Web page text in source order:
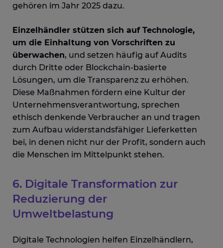
gehören im Jahr 2025 dazu.
Einzelhändler stützen sich auf Technologie,
um die Einhaltung von Vorschriften zu
überwachen, und setzen häufig auf Audits
durch Dritte oder Blockchain-basierte
Lösungen, um die Transparenz zu erhöhen.
Diese Maßnahmen fördern eine Kultur der
Unternehmensverantwortung, sprechen
ethisch denkende Verbraucher an und tragen
zum Aufbau widerstandsfähiger Lieferketten
bei, in denen nicht nur der Profit, sondern auch
die Menschen im Mittelpunkt stehen.
6. Digitale Transformation zur
Reduzierung der
Umweltbelastung
Digitale Technologien helfen Einzelhändlern,